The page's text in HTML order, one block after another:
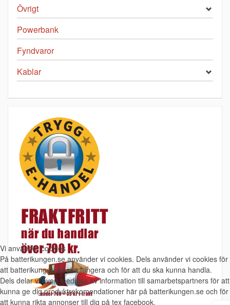
Övrigt
Powerbank
Fyndvaror
Kablar
Vi använder cookies
På batterikungen.se använder vi cookies. Dels använder vi cookies för
att batterikungen.se ska fungera och för att du ska kunna handla.
Dels delar vi även med oss av information till samarbetspartners för att
kunna ge dig produktrekomendationer här på batterikungen.se och för
att kunna rikta annonser till dig på tex facebook.